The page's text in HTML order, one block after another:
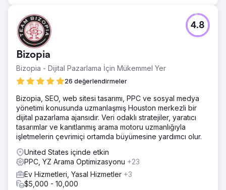
Bizopia
Bizopia - Dijital Pazarlama İçin Mükemmel Yer
26 değerlendirmeler
4.8
Bizopia, SEO, web sitesi tasarımı, PPC ve sosyal medya
yönetimi konusunda uzmanlaşmış Houston merkezli bir
dijital pazarlama ajansıdır. Veri odaklı stratejiler, yaratıcı
tasarımlar ve kanıtlanmış arama motoru uzmanlığıyla
işletmelerin çevrimiçi ortamda büyümesine yardımcı olur.
United States içinde etkin
PPC, YZ Arama Optimizasyonu +23
Ev Hizmetleri, Yasal Hizmetler +3
$5,000 - 10,000